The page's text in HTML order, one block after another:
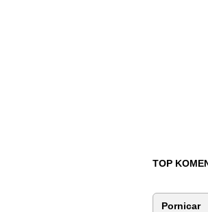
TOP
Pornicar